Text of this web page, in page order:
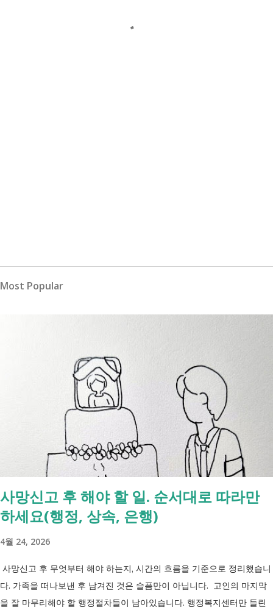
Most Popular
사망신고 후 해야 할 일. 순서대로 따라만
하세요(행정, 상속, 은행)
4월 24, 2026
사망신고 후 무엇부터 해야 하는지, 시간의 흐름을 기준으로 정리했습니
다. 가족을 떠나보낸 후 남겨진 것은 슬픔만이 아닙니다. 고인의 마지막
을 잘 마무리해야 할 행정절차들이 남아있습니다. 행정복지센터만 들린